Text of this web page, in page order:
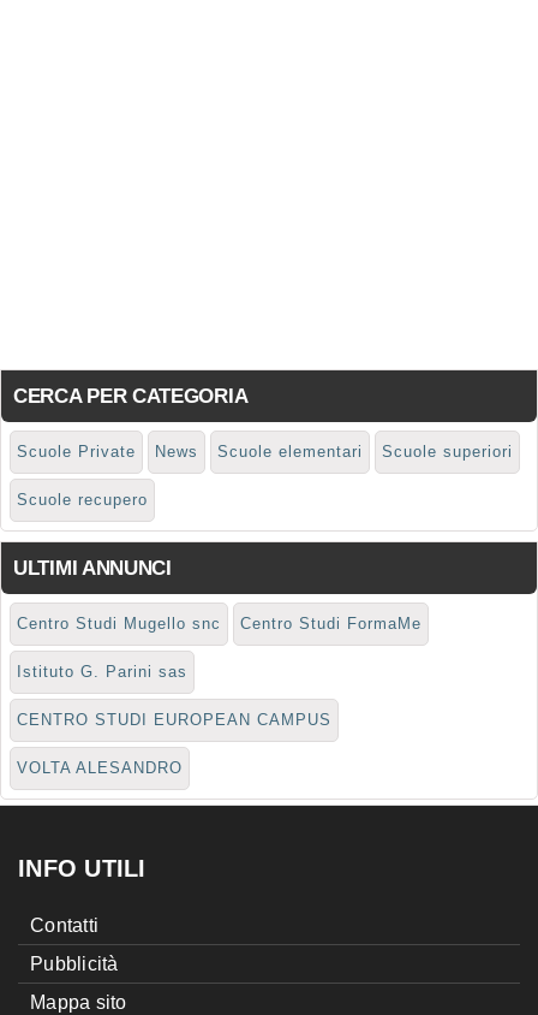
CERCA PER CATEGORIA
Scuole Private News Scuole elementari Scuole superiori
Scuole recupero
ULTIMI ANNUNCI
Centro Studi Mugello snc Centro Studi FormaMe
Istituto G. Parini sas
CENTRO STUDI EUROPEAN CAMPUS
VOLTA ALESANDRO
INFO UTILI
Contatti
Pubblicità
Mappa sito